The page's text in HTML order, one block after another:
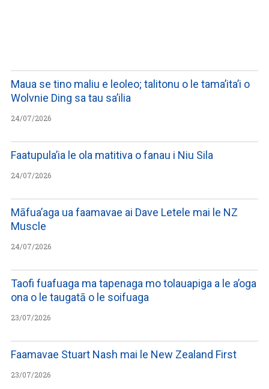
Maua se tino maliu e leoleo; talitonu o le tama’ita’i o
Wolvnie Ding sa tau sa’ilia
24/07/2026
Faatupula’ia le ola matitiva o fanau i Niu Sila
24/07/2026
Māfua’aga ua faamavae ai Dave Letele mai le NZ
Muscle
24/07/2026
Taofi fuafuaga ma tapenaga mo tolauapiga a le a’oga
ona o le taugatā o le soifuaga
23/07/2026
Faamavae Stuart Nash mai le New Zealand First
23/07/2026